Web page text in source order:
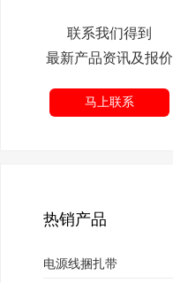
联系我们得到
最新产品资讯及报价
马上联系
热销产品
电源线捆扎带